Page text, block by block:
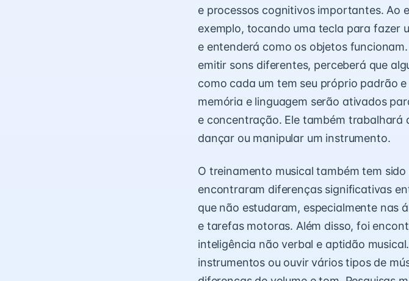
e processos cognitivos importantes. Ao
exemplo, tocando uma tecla para fazer
e entenderá como os objetos
emitir sons diferentes, perceberá que
como cada um tem seu próprio padrão
memória e linguagem serão ativados
e concentração. Ele também
dançar ou manipular um instrumento.
O treinamento musical também tem
encontraram diferenças significativas
que não estudaram, especialmente nas
e tarefas motoras. Além disso, foi
inteligência não verbal e aptidão
instrumentos ou ouvir vários tipos de